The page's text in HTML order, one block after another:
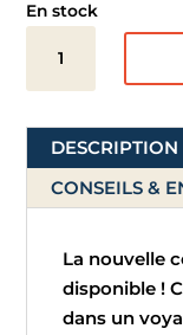
En stock
Gabardine
de
coton
DESCRIPTION
CONSEILS &
La nouvelle
disponible !
dans un